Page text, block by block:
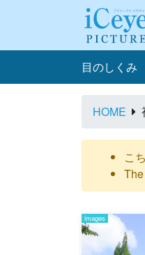
目のしくみ
HOME
こ
images